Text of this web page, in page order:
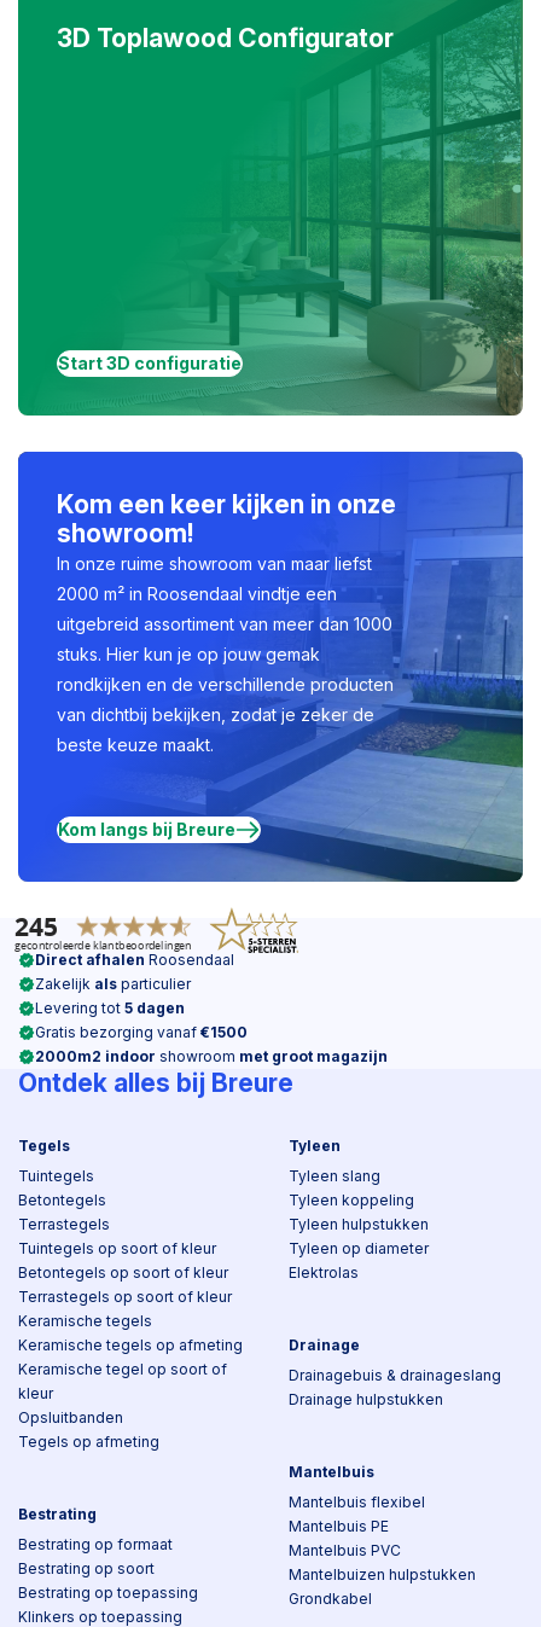
3D Toplawood Configurator
Start 3D configuratie
Kom een keer kijken in onze
showroom!
In onze ruime showroom van maar liefst
2000 m² in Roosendaal vindtje een
uitgebreid assortiment van meer dan 1000
stuks. Hier kun je op jouw gemak
rondkijken en de verschillende producten
van dichtbij bekijken, zodat je zeker de
beste keuze maakt.
Kom langs bij Breure
Direct afhalen Roosendaal
Zakelijk als particulier
Levering tot 5 dagen
Gratis bezorging vanaf €1500
2000m2 indoor showroom met groot magazijn
Ontdek alles bij Breure
Tegels
Tuintegels
Betontegels
Terrastegels
Tuintegels op soort of kleur
Betontegels op soort of kleur
Terrastegels op soort of kleur
Keramische tegels
Keramische tegels op afmeting
Keramische tegel op soort of
kleur
Opsluitbanden
Tegels op afmeting
Bestrating
Bestrating op formaat
Bestrating op soort
Bestrating op toepassing
Klinkers op toepassing
Tyleen
Tyleen slang
Tyleen koppeling
Tyleen hulpstukken
Tyleen op diameter
Elektrolas
Drainage
Drainagebuis & drainageslang
Drainage hulpstukken
Mantelbuis
Mantelbuis flexibel
Mantelbuis PE
Mantelbuis PVC
Mantelbuizen hulpstukken
Grondkabel